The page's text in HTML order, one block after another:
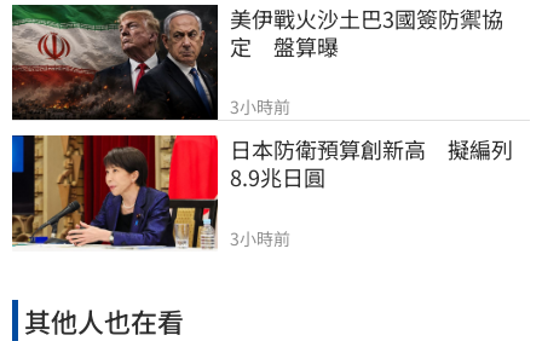
美伊戰火沙土巴3國簽防禦協
定　盤算曝
3小時前
日本防衛預算創新高　擬編列
8.9兆日圓
3小時前
其他人也在看